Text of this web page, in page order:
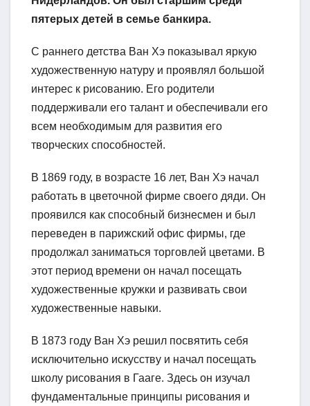
пятерых детей в семье банкира.
С раннего детства Ван Хэ показывал яркую
художественную натуру и проявлял большой
интерес к рисованию. Его родители
поддерживали его талант и обеспечивали его
всем необходимым для развития его
творческих способностей.
В 1869 году, в возрасте 16 лет, Ван Хэ начал
работать в цветочной фирме своего дяди. Он
проявился как способный бизнесмен и был
переведен в парижский офис фирмы, где
продолжал заниматься торговлей цветами. В
этот период времени он начал посещать
художественные кружки и развивать свои
художественные навыки.
В 1873 году Ван Хэ решил посвятить себя
исключительно искусству и начал посещать
школу рисования в Гааге. Здесь он изучал
фундаментальные принципы рисования и